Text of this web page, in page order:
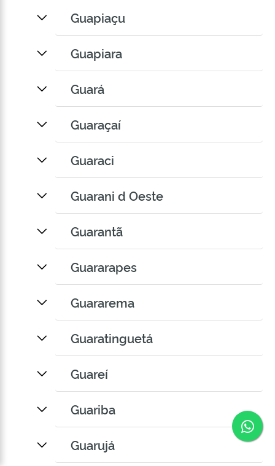
Guapiaçu
Guapiara
Guará
Guaraçaí
Guaraci
Guarani d Oeste
Guarantã
Guararapes
Guararema
Guaratinguetá
Guareí
Guariba
Guarujá